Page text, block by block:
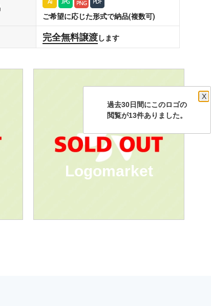
ご希望に応じた形式で納品(複数可)
完全無料譲渡します
Logomarket
過去30日間にこのロゴの
X
閲覧が13件ありました。